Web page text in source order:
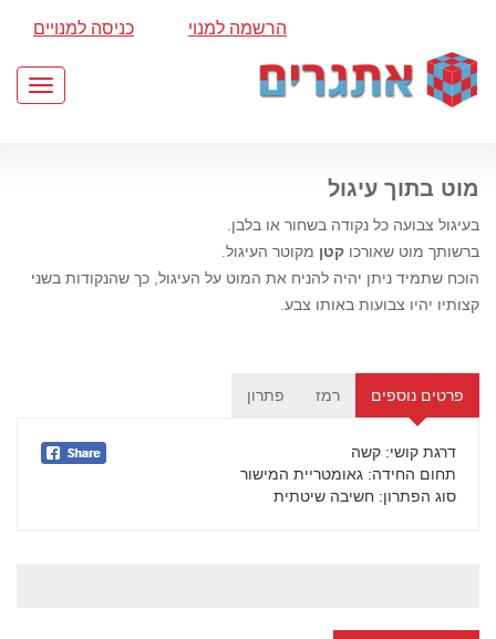
הרשמה למנוי כניסה למנויים
מוט בתוך עיגול
בעיגול צבועה כל נקודה בשחור או בלבן.
ברשותך מוט שאורכו קטן מקוטר העיגול.
הוכח שתמיד ניתן יהיה להניח את המוט על העיגול, כך שהנקודות בשני
קצותיו יהיו צבועות באותו צבע.
פרטים נוספים רמז פתרון
דרגת קושי: קשה
תחום החידה: גאומטריית המישור
סוג הפתרון: חשיבה שיטתית